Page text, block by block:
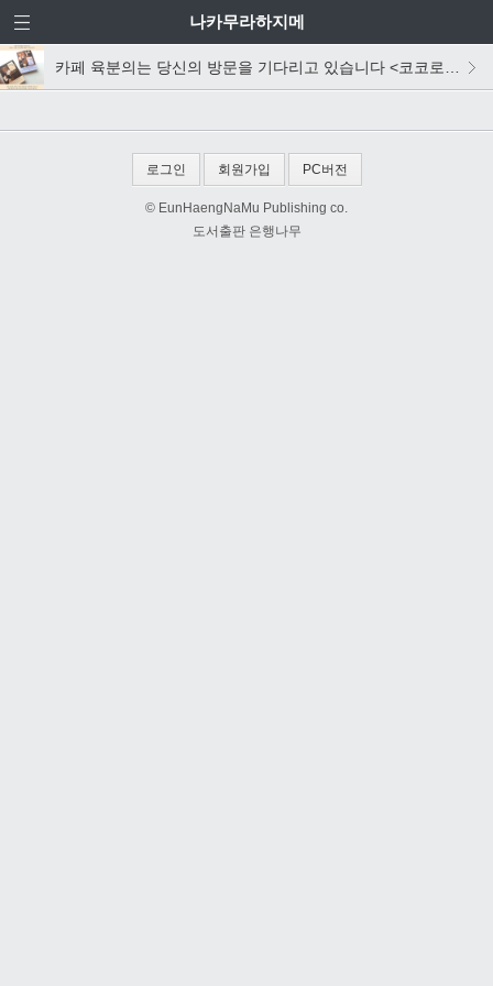
나카무라하지메
카페 육분의는 당신의 방문을 기다리고 있습니다 <코코로 드립> 편집 후기
로그인 회원가입 PC버전
© EunHaengNaMu Publishing co.
도서출판 은행나무